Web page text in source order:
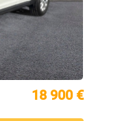
18 900 €